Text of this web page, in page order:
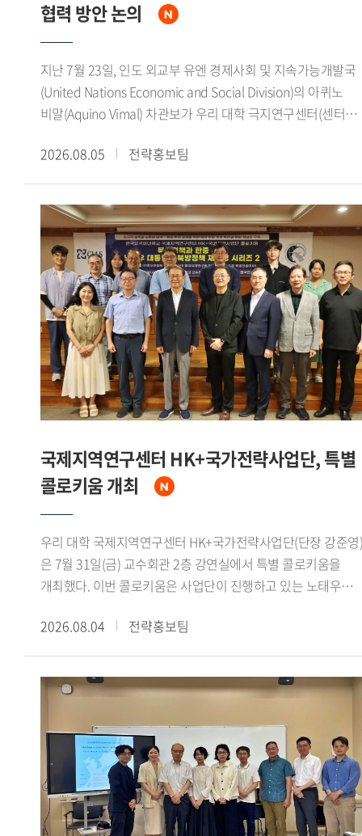
상상 의 형벌로 전환되었으며, 중형인 동시에 사형을 감면하는
황제의 은혜라는 이중적 성격을 지녔음을 강조했다.이번
실상을 함께 검토하고, 한 당 사이에 진행된 형벌제도의
장기적인 변화를 이해하는 뜻깊은 자리였다. 특히 유배가
단순한 형벌에 그치지 않고 국가권력에 의한 인구 이동과 변경
있었음을 확인함으로써 생태접경의 관점에서 당대의 국가와
공간, 인간의 관계를 새롭게 생각해 보는 기회가 됐다.
협력 방안 논의
지난 7월 23일, 인도 외교부 유엔 경제사회 및 지속가능개발국
(United Nations Economic and Social Division)의 아퀴노
비말(Aquino Vimal) 차관보가 우리 대학 극지연구센터(센터장
협력 확대 방안을 논의했다.이번 면담에서 아퀴노 비말
차관보는 인도 정부가 최근 대학과 연구기관을 중심으로 극지
연구를 적극 장려하고 있다며, 우리 대학 극지연구센터와의
연구 협력 필요성을 강조했다. 또한 인도 극지 연구 분야의 주요
대학 및 연구기관과 우리 대학 극지연구센터를 연결해 양국
대학 간 지속적인 연구 협력 기반을 마련하고 싶다는 뜻을
밝혔다.이어 인도 정부는 기후변화가 농업에 미치는 영향, 극지
빙하 융해에 따른 해수면 상승, 기후변화 취약지역 주민들의
생활환경 변화 등 글로벌 기후위기에 대응하기 위한 연구를
국가 정책의 주요 과제로 추진하고 있다고 설명하며, 관련
분야에서 국제 공동연구의 중요성을 강조했다.이날 면담에는
인도 측에서 아퀴노 비말 차관보를 비롯해 인도지구과학부
선임연구관 아파르나 슈클라(Aparna Shukla) 박사, 나만
가하나 나브야 제임스(Gahana Navya James) 인도 외교부
유엔 경제 사회 및 지속가능개발국 사무관이 참석했다.우리
"극지연구센터는 인도 정부의 극지 연구 확대와 장려 필요성에
관한 의견을 존중하며, 양국 대학 및 연구기관 간 네트워크
구축과 공동연구 활성화를 위한 협력 거점 역할을 수행할 수
있도록 최선을 다하겠다"고 밝혔다.
2026.08.05 전략홍보팀
국제지역연구센터 HK+국가전략사업단, 특별
콜로키움 개최
우리 대학 국제지역연구센터 HK+국가전략사업단(단장 강준
은 7월 31일(금) 교수회관 2층 강연실에서 특별 콜로키움을
개최했다. 이번 콜로키움은 사업단이 진행하고 있는 노태우
특명전권대사를 역임했던 신정승 동서대학교
동아시아연구원장이 연사로 초청되어 노태우 대통령의
북방정책과 1992년 한중수교 과정의 역사적 의미를
재조명했다.신 원장은 먼저 1970년대 이후 중국과 서방세계의
1979년 미중 수교에 이어 1980년대 말에는 소련 동구권의
붕괴로 냉전체제가 급속히 와해되었다고 설명했다. 그는 이
시기 자유주의 확산과 세계화가 맞물리면서 중국이 서방의
'화평연변(和平演變)'을 경계하는 한편, 1989년 천안문 사태로
인한 국제사회의 대중 제재 국면 속에서도 한중 양국은
2026.08.04 전략홍보팀